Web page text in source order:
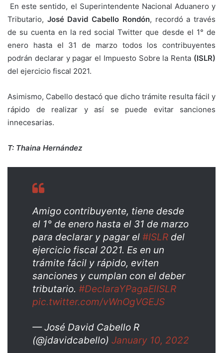
En este sentido, el Superintendente Nacional Aduanero y
Tributario, José David Cabello Rondón, recordó a través
de su cuenta en la red social Twitter que desde el 1° de
enero hasta el 31 de marzo todos los contribuyentes
podrán declarar y pagar el Impuesto Sobre la Renta (ISLR)
del ejercicio fiscal 2021.
Asimismo, Cabello destacó que dicho trámite resulta fácil y
rápido de realizar y así se puede evitar sanciones
innecesarias.
T: Thaina Hernández
Amigo contribuyente, tiene desde
el 1° de enero hasta el 31 de marzo
para declarar y pagar el #ISLR del
ejercicio fiscal 2021. Es en un
trámite fácil y rápido, eviten
sanciones y cumplan con el deber
tributario. #DeclaraYPagaElISLR
pic.twitter.com/vWnOgVGEJS
— José David Cabello R
(@jdavidcabello) January 10, 2022